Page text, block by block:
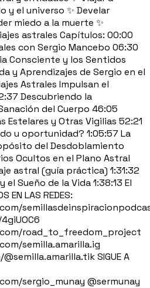
y el universo ✨ Develar
miedo a la muerte ✨
astrales Capítulos: 00:00
con Sergio Mancebo 06:30
Consciente y los Sentidos
y Aprendizajes de Sergio en el
Astrales Impulsan el
Descubriendo la
del Cuerpo 46:05
Estelares y Otras Vigilias 52:21
u oportunidad? 1:05:57 La
del Desdoblamiento
Ocultos en el Plano Astral
astral (guía práctica) 1:31:32
Sueño de la Vida 1:38:13 El
EN LAS REDES:
road_to_freedom_project
semilla.amarilla.ig
SIGUE A
sergio_munay @sermunay​